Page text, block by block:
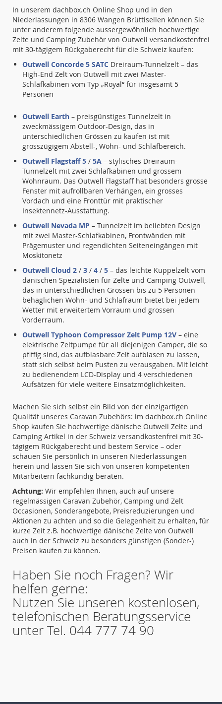
In unserem dachbox.ch Online Shop und in den
Niederlassungen in 8306 Wangen Brüttisellen können Sie
unter anderem folgende aussergewöhnlich hochwertige
Zelte und Camping Zubehör von Outwell versandkostenfrei
mit 30-tägigem Rückgaberecht für die Schweiz kaufen:
Outwell Concorde 5 SATC Dreiraum-Tunnelzelt – das
High-End Zelt von Outwell mit zwei Master-
Schlafkabinen vom Typ „Royal“ für insgesamt 5
Personen
Outwell Earth – preisgünstiges Tunnelzelt in
zweckmässigem Outdoor-Design, das in
unterschiedlichen Grössen zu kaufen ist mit
grosszügigem Abstell-, Wohn- und Schlafbereich.
Outwell Flagstaff 5 / 5A – stylisches Dreiraum-
Tunnelzelt mit zwei Schlafkabinen und grossem
Wohnraum. Das Outwell Flagstaff hat besonders grosse
Fenster mit aufrollbaren Verhängen, ein grosses
Vordach und eine Fronttür mit praktischer
Insektennetz-Ausstattung.
Outwell Nevada MP – Tunnelzelt im beliebten Design
mit zwei Master-Schlafkabinen, Frontwänden mit
Prägemuster und regendichten Seiteneingängen mit
Moskitonetz
Outwell Cloud 2 / 3 / 4 / 5 – das leichte Kuppelzelt vom
dänischen Spezialisten für Zelte und Camping Outwell,
das in unterschiedlichen Grössen bis zu 5 Personen
behaglichen Wohn- und Schlafraum bietet bei jedem
Wetter mit erweitertem Vorraum und grossen
Vorderraum.
Outwell Typhoon Compressor Zelt Pump 12V – eine
elektrische Zeltpumpe für all diejenigen Camper, die so
pfiffig sind, das aufblasbare Zelt aufblasen zu lassen,
statt sich selbst beim Pusten zu verausgaben. Mit leicht
zu bedienendem LCD-Display und 4 verschiedenen
Aufsätzen für viele weitere Einsatzmöglichkeiten.
Machen Sie sich selbst ein Bild von der einzigartigen
Qualität unseres Caravan Zubehörs: im dachbox.ch Online
Shop kaufen Sie hochwertige dänische Outwell Zelte und
Camping Artikel in der Schweiz versandkostenfrei mit 30-
tägigem Rückgaberecht und bestem Service – oder
schauen Sie persönlich in unseren Niederlassungen
herein und lassen Sie sich von unseren kompetenten
Mitarbeitern fachkundig beraten.
Achtung: Wir empfehlen Ihnen, auch auf unsere
regelmässigen Caravan Zubehör, Camping und Zelt
Occasionen, Sonderangebote, Preisreduzierungen und
Aktionen zu achten und so die Gelegenheit zu erhalten, für
kurze Zeit z.B. hochwertige dänische Zelte von Outwell
auch in der Schweiz zu besonders günstigen (Sonder-)
Preisen kaufen zu können.
Haben Sie noch Fragen? Wir
helfen gerne:
Nutzen Sie unseren kostenlosen,
telefonischen Beratungsservice
unter Tel. 044 777 74 90